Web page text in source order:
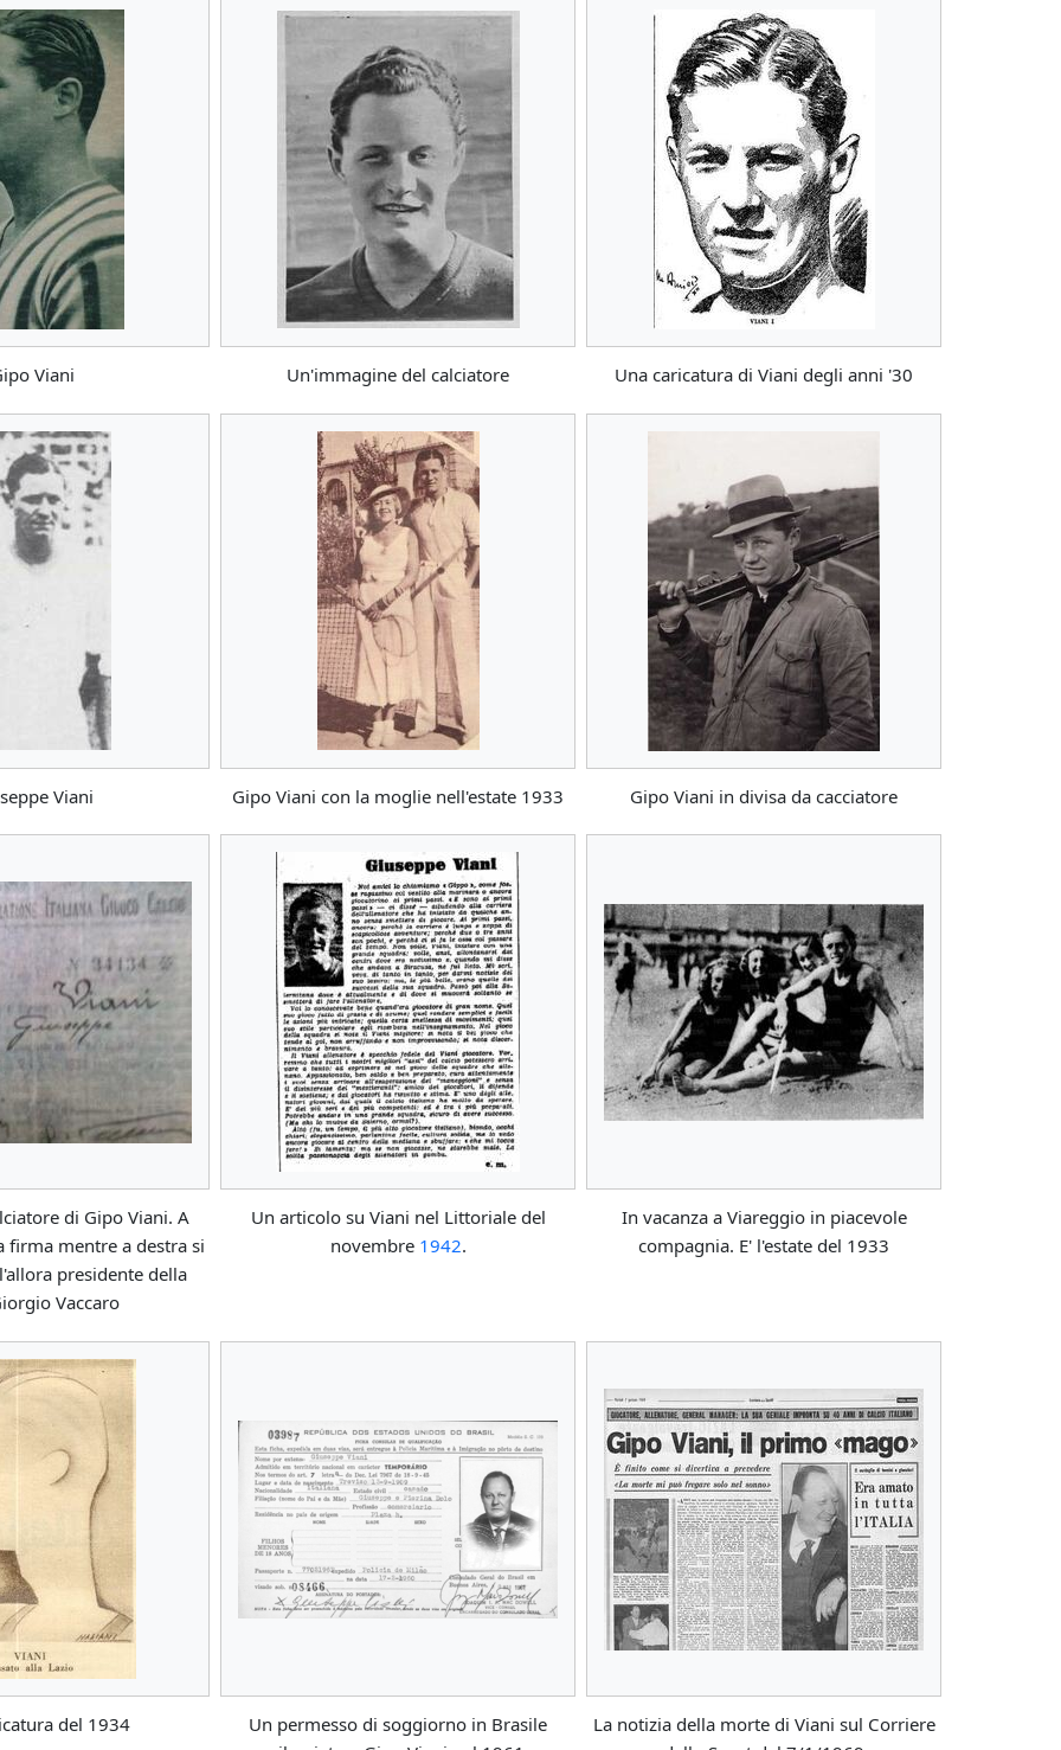
Viani Un'immagine del calciatore Una caricatura di Viani degli anni '30
Viani Gipo Viani con la moglie nell'estate 1933 Gipo Viani in divisa da cacciatore
di Gipo Viani. A
firma mentre a destra si
presidente della
Vaccaro
Un articolo su Viani nel Littoriale del
novembre 1942.
In vacanza a Viareggio in piacevole
compagnia. E' l'estate del 1933
del 1934
Un permesso di soggiorno in Brasile
La notizia della morte di Viani sul Corriere